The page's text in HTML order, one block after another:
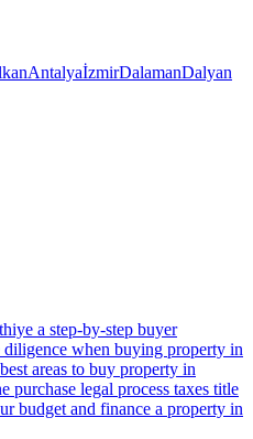
AntalyaİzmirDalamanDalyan
a step-by-step buyer
when buying property in
areas to buy property in
purchase legal process taxes title
budget and finance a property in